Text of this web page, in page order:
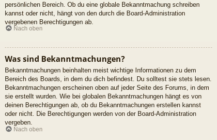
persönlichen Bereich. Ob du eine globale Bekanntmachung schreiben
kannst oder nicht, hängt von den durch die Board-Administration
vergebenen Berechtigungen ab.
Nach oben
Was sind Bekanntmachungen?
Bekanntmachungen beinhalten meist wichtige Informationen zu dem
Bereich des Boards, in dem du dich befindest. Du solltest sie stets lesen.
Bekanntmachungen erscheinen oben auf jeder Seite des Forums, in dem
sie erstellt wurden. Wie bei globalen Bekanntmachungen hängt es von
deinen Berechtigungen ab, ob du Bekanntmachungen erstellen kannst
oder nicht. Die Berechtigungen werden von der Board-Administration
vergeben.
Nach oben